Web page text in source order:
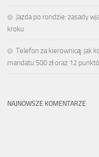
Jazda po rondzie: zasady
kroku
Telefon za kierownicą: jak
mandatu 500 zł oraz 12
NAJNOWSZE KOMENTARZE